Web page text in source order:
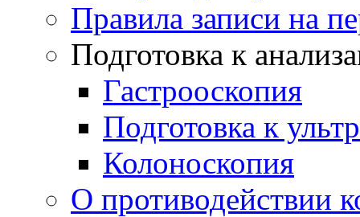
Правила записи на
Подготовка к
Гастрооскопия
Подготовка к
Колоноскопия
О противодействии